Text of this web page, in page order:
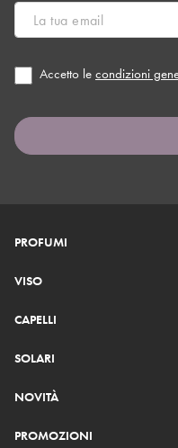
Accetto le condizioni
PROFUMI
VISO
CAPELLI
SOLARI
NOVITÀ
PROMOZIONI